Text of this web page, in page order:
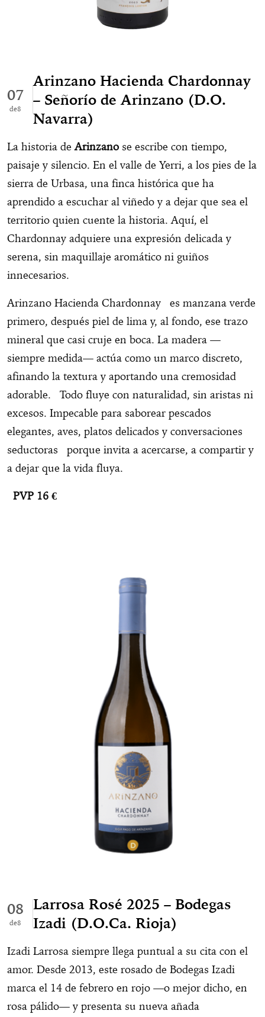
07
8
Arinzano Hacienda Chardonnay
– Señorío de Arinzano (D.O.
Navarra)
La historia deArinzano se escribe con tiempo,
paisaje y silencio. En el valle de Yerri, a los pies de la
sierra de Urbasa, una finca histórica que ha
aprendido a escuchar al viñedo y a dejar que sea el
territorio quien cuente la historia. Aquí, el
Chardonnay adquiere una expresión delicada y
serena, sin maquillaje aromático ni guiños
innecesarios.
Arinzano Hacienda Chardonnay es manzana verde
primero, después piel de lima y, al fondo, ese trazo
mineral que casi cruje en boca. La madera —
siempre medida— actúa como un marco discreto,
afinando la textura y aportando una cremosidad
adorable. Todo fluye con naturalidad, sin aristas ni
excesos. Impecable para saborear pescados
elegantes, aves, platos delicados y conversaciones
seductoras porque invita a acercarse, a compartir y
a dejar que la vida fluya.
PVP 16 €
08
8
Larrosa Rosé 2025 – Bodegas
Izadi (D.O.Ca. Rioja)
Izadi Larrosa siempre llega puntual a su cita con el
amor. Desde 2013, este rosado de Bodegas Izadi
marca el 14 de febrero en rojo —o mejor dicho, en
rosa pálido— y presenta su nueva añada